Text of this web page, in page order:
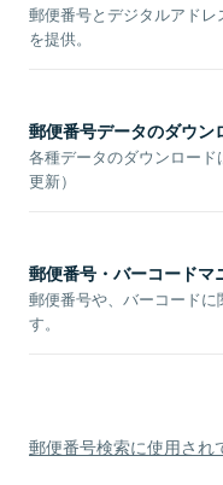
郵便番号とデジタルアド
を提供。
郵便番号データのダウン
各種データのダウンロー
更新）
郵便番号・バーコードマ
郵便番号や、バーコード
す。
郵便番号検索に使用され